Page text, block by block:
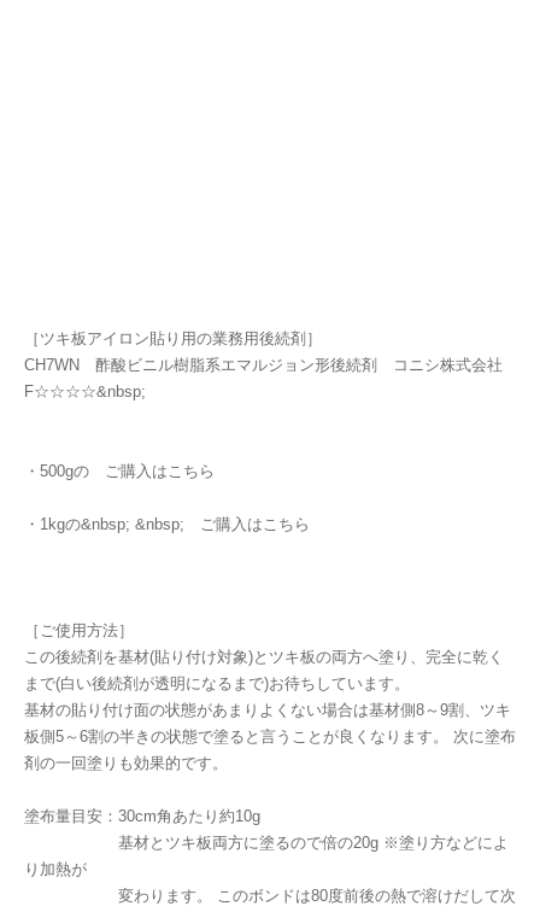
［ツキ板アイロン貼り用の業務用後続剤］
CH7WN 酢酸ビニル樹脂系エマルジョン形後続剤 コニシ株式会社
F☆☆☆☆&nbsp;
・500gの ご購入はこちら
・1kgの&nbsp; &nbsp; ご購入はこちら
［ご使用方法］
この後続剤を基材(貼り付け対象)とツキ板の両方へ塗り、完全に乾く
まで(白い後続剤が透明になるまで)お待ちしています。
基材の貼り付け面の状態があまりよくない場合は基材側8～9割、ツキ
板側5～6割の半きの状態で塗ると言うことが良くなります。 次に塗布
剤の一回塗りも効果的です。
塗布量目安：30cm角あたり約10g
基材とツキ板両方に塗るので倍の20g ※塗り方などによ
り加熱が
変わります。 このボンドは80度前後の熱で溶けだして次